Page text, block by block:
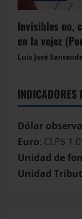
Invisibles no,
en la vejez
Luis José
INDICADORES
Dólar
Euro: CLP$
Unidad de
Unidad